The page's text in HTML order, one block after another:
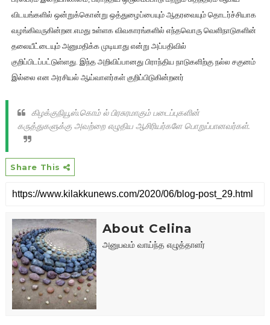
விடயங்களில் ஒன்றுக்கொன்று ஒத்துழைப்பையும் ஆதரவையும் தொடர்ச்சியாக
வழங்கிவருகின்றன.எமது உள்ளக விவகாரங்களில் எந்தவொரு வெளிநாடுகளின்
தலையீட்டையும் அனுமதிக்க முடியாது என்று அப்பதிவில்
குறிப்பிடப்பட்டுள்ளது. இந்த அறிவிப்பானது பிராந்திய நாடுகளிற்கு நல்ல சகுனம்
இல்லை என அரசியல் ஆய்வாளர்கள் குறிப்பிடுகின்றனர்
கிழக்குநியூஸ்.கொம் ல் பிரசுரமாகும் படைப்புகளின்
கருத்துகளுக்கு அவற்றை எழுதிய ஆசிரியர்களே பொறுப்பானவர்கள்.
Share This
About Celina
அனுபவம் வாய்ந்த எழுத்தாளர்